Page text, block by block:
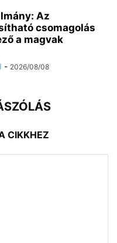
Az
csomagolás
a magvak
- 2026/08/08
CIKKHEZ